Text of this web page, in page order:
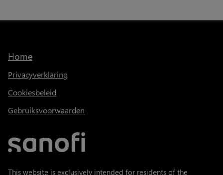
Home
Privacyverklaring
Cookiesbeleid
Gebruiksvoorwaarden
This website is exclusively intended for residents of the